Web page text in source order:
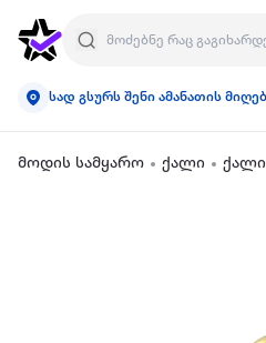
სად გსურს შენი ამანათის
მოდის სამყარო ქალი